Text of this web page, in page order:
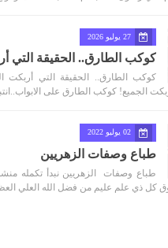
27 يوليو 2026
كوكب الطارق.. الحقيقة التي
كوكب الطارق.. الحقيقة التي
الجميع! كوكب الطارق على
02 يوليو 2022
طباع وصفات الزهريين
طباع وصفات الزهريين نبدأ تكمله
كل ذي علم عليم من فضل الله العلي